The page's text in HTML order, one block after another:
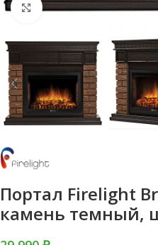
Нажмите, чтобы
Портал Firelight
камень темный,